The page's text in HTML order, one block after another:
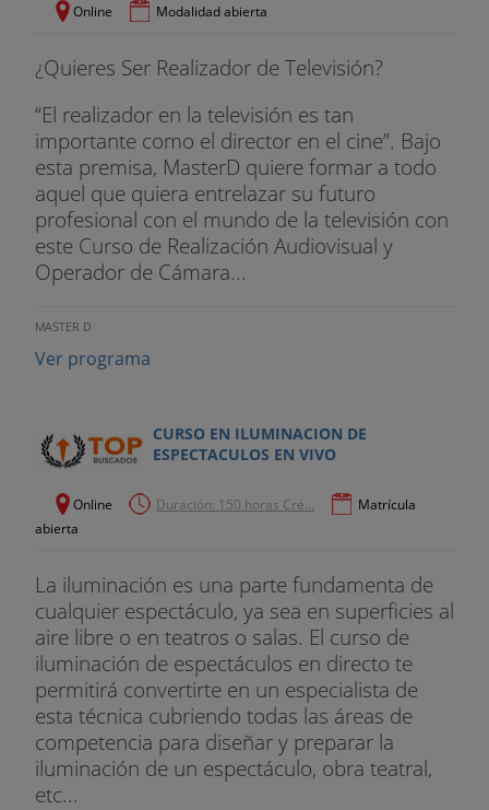
Online Modalidad abierta
¿Quieres Ser Realizador de Televisión?
“El realizador en la televisión es tan
importante como el director en el cine”. Bajo
esta premisa, MasterD quiere formar a todo
aquel que quiera entrelazar su futuro
profesional con el mundo de la televisión con
este Curso de Realización Audiovisual y
Operador de Cámara...
MASTER D
Ver programa
CURSO EN ILUMINACION DE
ESPECTACULOS EN VIVO
Online Duración: 150 horas Cré...
Matrícula
abierta
La iluminación es una parte fundamenta de
cualquier espectáculo, ya sea en superficies al
aire libre o en teatros o salas. El curso de
iluminación de espectáculos en directo te
permitirá convertirte en un especialista de
esta técnica cubriendo todas las áreas de
competencia para diseñar y preparar la
iluminación de un espectáculo, obra teatral,
etc...